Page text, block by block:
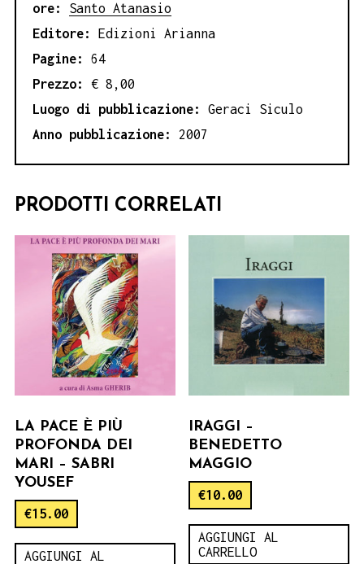
ore: Santo Atanasio
Editore:
Edizioni Arianna
Pagine: 64
Prezzo: € 8,00
Luogo di pubblicazione: Geraci Siculo
Anno pubblicazione: 2007
PRODOTTI CORRELATI
LA PACE È PIÙ
PROFONDA DEI
MARI – SABRI
YOUSEF
€15.00
AGGIUNGI AL
IRAGGI –
BENEDETTO
MAGGIO
€10.00
AGGIUNGI AL
CARRELLO